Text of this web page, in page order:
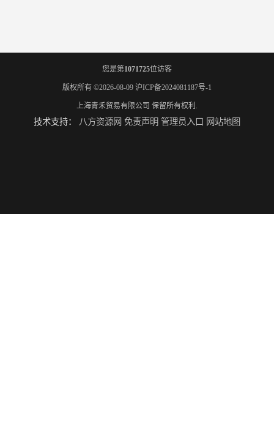
您是第1071725位访客
版权所有 ©2026-08-09 沪ICP备2024081187号-1
上海青禾贸易有限公司 保留所有权利.
技术支持： 八方资源网 免责声明 管理员入口 网站地图